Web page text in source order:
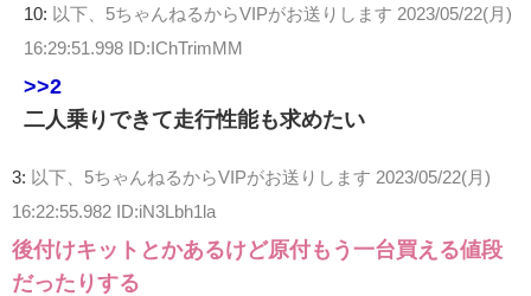
10: 以下、5ちゃんねるからVIPがお送りします 2023/05/22(月)
16:29:51.998 ID:IChTrimMM
>>2
二人乗りできて走行性能も求めたい
3: 以下、5ちゃんねるからVIPがお送りします 2023/05/22(月)
16:22:55.982 ID:iN3Lbh1la
後付けキットとかあるけど原付もう一台買える値段
だったりする